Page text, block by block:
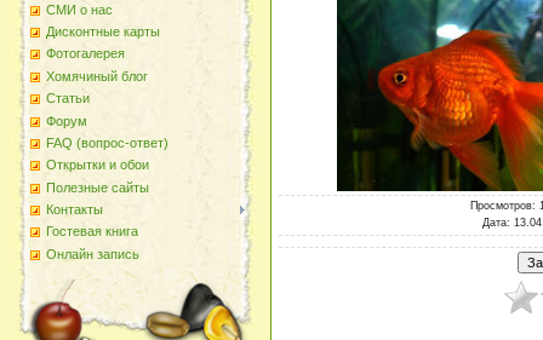
СМИ о нас
Дисконтные карты
Фотогалерея
Хомячиный блог
Статьи
Форум
FAQ (вопрос-ответ)
Открытки и обои
Полезные сайты
Контакты
Гостевая книга
Онлайн запись
Просмотров:
Дата: